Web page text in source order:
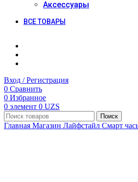
Аксессуары
ВСЕ ТОВАРЫ
Вход / Регистрация
0 Сравнить
0 Избранное
0 элемент 0 UZS
Поиск
Главная Магазин Лайфстайл Смарт